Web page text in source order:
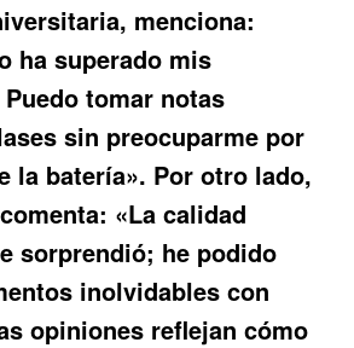
menciona:
ha superado mis
tomar notas
sin preocuparme por
la batería». Por otro lado,
«La calidad
sorprendió; he podido
inolvidables con
opiniones reflejan cómo